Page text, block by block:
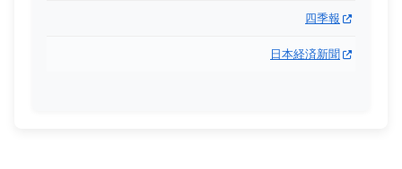
四季報
日本経済新聞